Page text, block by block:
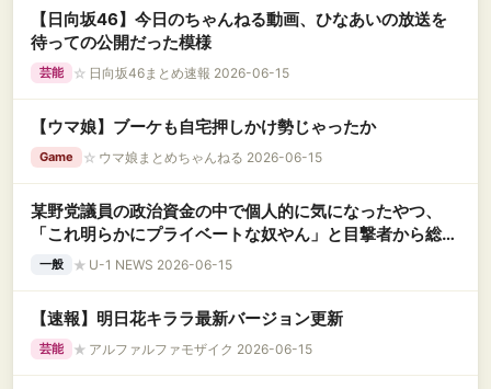
【日向坂46】今日のちゃんねる動画、ひなあいの放送を
待っての公開だった模様
芸能 ☆ 日向坂46まとめ速報 2026-06-15
【ウマ娘】ブーケも自宅押しかけ勢じゃったか
Game ☆ ウマ娘まとめちゃんねる 2026-06-15
某野党議員の政治資金の中で個人的に気になったやつ、
「これ明らかにプライベートな奴やん」と目撃者から総ツ
ッコミを……
一般 ★ U-1 NEWS 2026-06-15
【速報】明日花キララ最新バージョン更新
芸能 ★ アルファルファモザイク 2026-06-15